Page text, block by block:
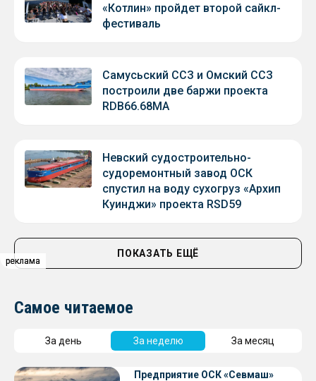
реклама
реклама
реклама
«Котлин» пройдет второй сайкл-
фестиваль
Самусьский ССЗ и Омский ССЗ
построили две баржи проекта
RDB66.68МА
Невский судостроительно-
судоремонтный завод ОСК
спустил на воду сухогруз «Архип
Куинджи» проекта RSD59
ПОКАЗАТЬ ЕЩЁ
Самое читаемое
За день За неделю За месяц
Предприятие ОСК «Севмаш»